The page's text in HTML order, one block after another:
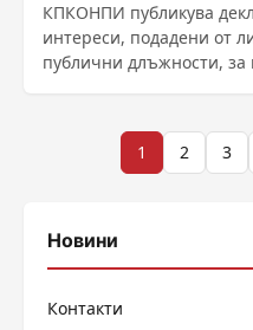
КПКОНПИ публикува
интереси, подадени от
публични длъжности, за
Разделяне
публикациите
1 2 3
Новини
Контакти